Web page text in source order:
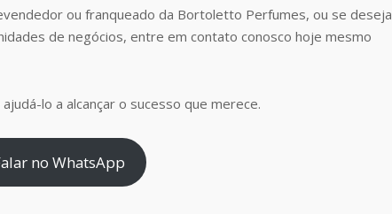
ou franqueado da Bortoletto Perfumes, ou se deseja
de negócios, entre em contato conosco hoje mesmo
lo a alcançar o sucesso que merece.
no WhatsApp